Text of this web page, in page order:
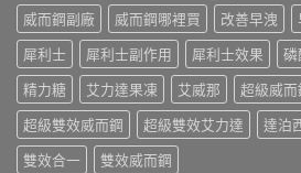
與
香
港
購
指
南〉
中
威而鋼副廠
威而鋼哪裡買 改善早洩
犀利士
犀利士副作用 犀利士效果
磷
精力糖
艾力達果凍 艾威那 超級威而
超級雙效威而鋼
超級雙效艾力達 達泊
雙效合一
雙效威而鋼